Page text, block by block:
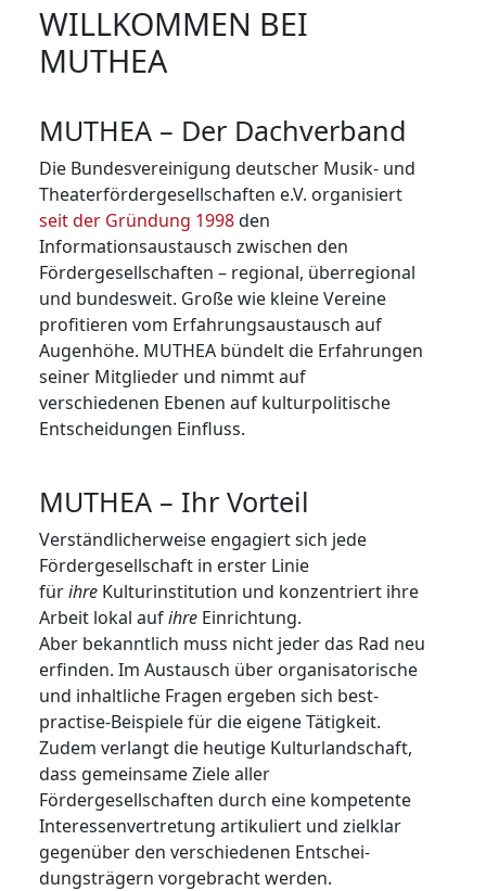
WILLKOMMEN BEI
MUTHEA
MUTHEA – Der Dachverband
Die Bundesvereinigung deutscher Musik- und
Theaterfördergesellschaften e.V. organisiert
seit der Gründung 1998den
Informationsaustausch zwischen den
Fördergesellschaften – regional, überregional
und bundesweit. Große wie kleine Vereine
profitieren vom Erfahrungsaustausch auf
Augenhöhe. MUTHEA bündelt die Erfahrungen
seiner Mit­glie­der und nimmt auf
verschiedenen Ebenen auf kulturpolitische
Entscheidungen Einfluss.
MUTHEA – Ihr Vorteil
Verständlicherweise engagiert sich jede
Fördergesellschaft in erster Linie
fürihre Kulturinstitution und konzentriert ihre
Arbeit lokal aufihre Einrichtung.
Aber bekanntlich muss nicht jeder das Rad neu
erfinden. Im Austausch über organisatorische
und inhaltliche Fragen ergeben sich best-
practise-Beispiele für die eigene Tätigkeit.
Zudem verlangt die heutige Kulturlandschaft,
dass gemein­same Ziele aller
Fördergesellschaften durch eine kompetente
Interessenvertretung artikuliert und zielklar
gegenüber den verschiedenen Ent­schei­
dungsträgern vorgebracht werden.